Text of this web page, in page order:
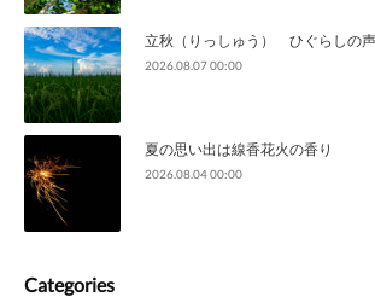
立秋（りっしゅう） ひぐらしの
2026.08.07 00:00
夏の思い出は線香花火の香り
2026.08.04 00:00
Categories